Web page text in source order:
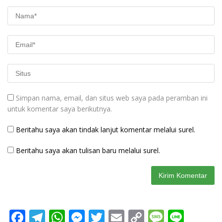
Simpan nama, email, dan situs web saya pada peramban ini
untuk komentar saya berikutnya.
Beritahu saya akan tindak lanjut komentar melalui surel.
Beritahu saya akan tulisan baru melalui surel.
F T W M T E C M